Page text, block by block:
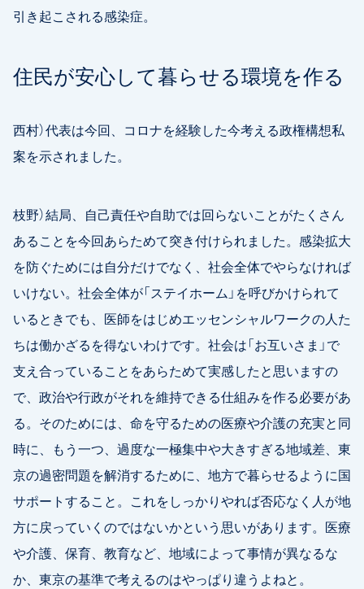
引き起こされる感染症。
住民が安心して暮らせる環境を作る
西村）代表は今回、コロナを経験した今考える政権構想私
案を示されました。
枝野）結局、自己責任や自助では回らないことがたくさん
あることを今回あらためて突き付けられました。感染拡大
を防ぐためには自分だけでなく、社会全体でやらなければ
いけない。社会全体が「ステイホーム」を呼びかけられて
いるときでも、医師をはじめエッセンシャルワークの人た
ちは働かざるを得ないわけです。社会は「お互いさま」で
支え合っていることをあらためて実感したと思いますの
で、政治や行政がそれを維持できる仕組みを作る必要があ
る。そのためには、命を守るための医療や介護の充実と同
時に、もう一つ、過度な一極集中や大きすぎる地域差、東
京の過密問題を解消するために、地方で暮らせるように国
サポートすること。これをしっかりやれば否応なく人が地
方に戻っていくのではないかという思いがあります。医療
や介護、保育、教育など、地域によって事情が異なるな
か、東京の基準で考えるのはやっぱり違うよねと。